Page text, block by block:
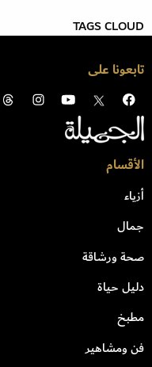
TAGS CLOUD
تابعونا على
الأقسام
أزياء
جمال
صحة ورشاقة
دليل حياة
مطبخ
فن ومشاهير